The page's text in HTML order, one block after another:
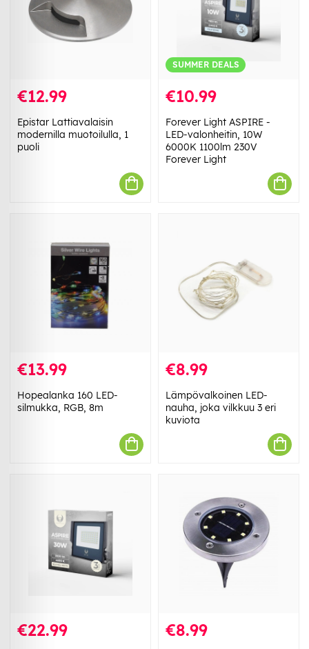
€12.99
Epistar Lattiavalaisin
modernilla muotoilulla, 1
puoli
SUMMER DEALS
€10.99
Forever Light ASPIRE -
LED-valonheitin, 10W
6000K 1100lm 230V
Forever Light
€13.99
Hopealanka 160 LED-
silmukka, RGB, 8m
€8.99
Lämpövalkoinen LED-
nauha, joka vilkkuu 3 eri
kuviota
€22.99 €8.99